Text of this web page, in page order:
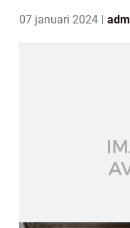
07 januari 2024